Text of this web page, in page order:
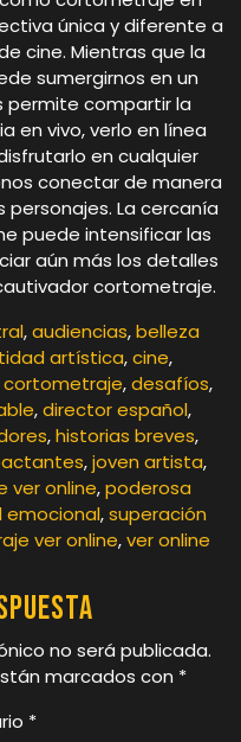
única y diferente a
cine. Mientras que la
sumergirnos en un
permite compartir la
en vivo, verlo en línea
en cualquier
conectar de manera
La cercanía
puede intensificar las
aún más los detalles
cortometraje.
,audiencias,belleza
artística,cine,
cortometraje,desafíos,
,director español,
,historias breves,
,joven artista,
ver online,poderosa
emocional,superación
ver online,ver online
no será publicada.
marcados con *
*